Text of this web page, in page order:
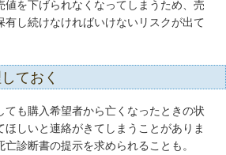
値を下げられなくなってしまうため、売
有し続けなければいけないリスクが出て
ておく
も購入希望者から亡くなったときの状
しいと連絡がきてしまうことがありま
診断書の提示を求められることも。